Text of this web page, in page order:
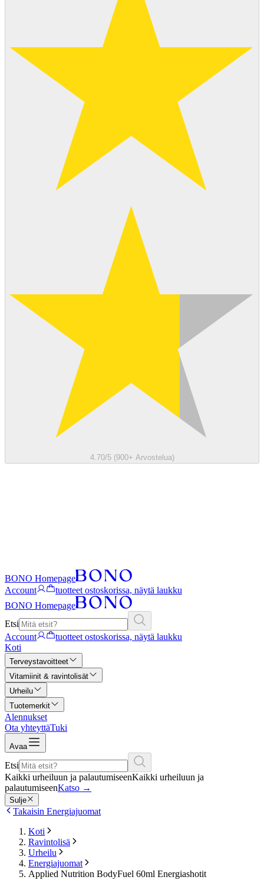
4.70/5 (900+ Arvostelua)
BONO Homepage
Account
tuotteet ostoskorissa, näytä laukku
BONO Homepage
Etsi
Account
tuotteet ostoskorissa, näytä laukku
Koti
Terveystavoitteet
Vitamiinit & ravintolisät
Urheilu
Tuotemerkit
Alennukset
Ota yhteyttäTuki
Avaa
Etsi
Kaikki urheiluun ja palautumiseenKaikki urheiluun ja
palautumiseenKatso →
Sulje
Takaisin Energiajuomat
Koti
Ravintolisä
Urheilu
Energiajuomat
Applied Nutrition BodyFuel 60ml Energiashotit